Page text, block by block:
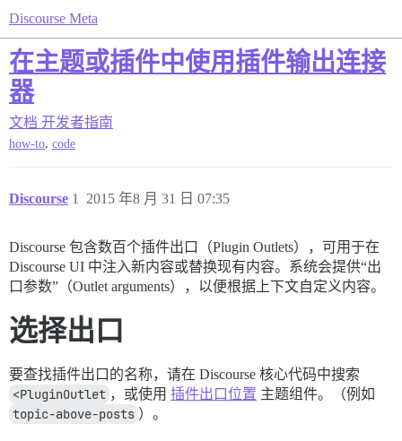
Discourse Meta
在主题或插件中使用插件输出连接
器
文档 开发者指南
how-to, code
Discourse 2015 年8 月 31 日 07:35
1
Discourse 包含数百个插件出口（Plugin Outlets），可用于在
Discourse UI 中注入新内容或替换现有内容。系统会提供“出
口参数”（Outlet arguments），以便根据上下文自定义内容。
选择出口
要查找插件出口的名称，请在 Discourse 核心代码中搜索
<PluginOutlet ，或使用 插件出口位置 主题组件。（例如
topic-above-posts ）。